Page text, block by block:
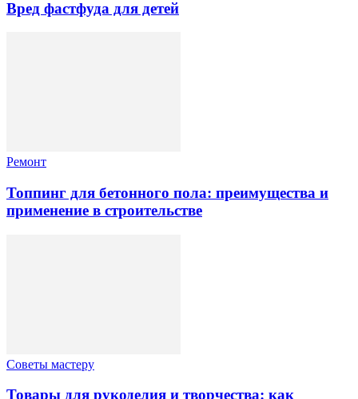
Вред фастфуда для детей
Ремонт
Топпинг для бетонного пола: преимущества и
применение в строительстве
Советы мастеру
Товары для рукоделия и творчества: как